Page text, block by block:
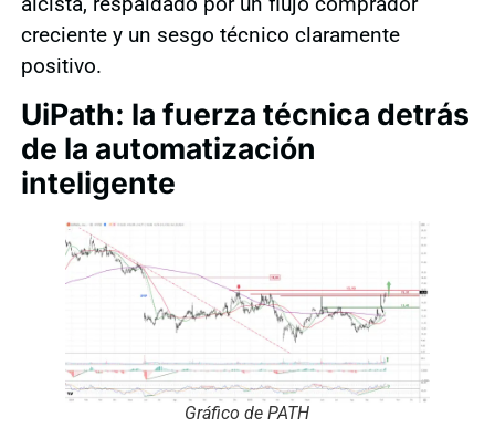
creciente y un sesgo técnico claramente
positivo.
UiPath: la fuerza técnica detrás
de la automatización
inteligente
Gráfico de PATH